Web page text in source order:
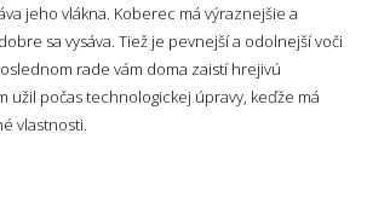
jeho vlákna. Koberec má výraznejšie a
sa vysáva. Tiež je pevnejší a odolnejší voči
rade vám doma zaistí hrejivú
užil počas technologickej úpravy, keďže má
vlastnosti.